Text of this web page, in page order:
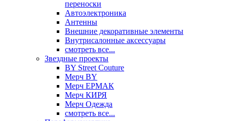
переноски
Автоэлектроника
Антенны
Внешние декоративные элементы
Внутрисалонные аксессуары
смотреть все...
Звездные проекты
BY Street Couture
Мерч BY
Мерч ЕРМАК
Мерч КИРЯ
Мерч Одежда
смотреть все...